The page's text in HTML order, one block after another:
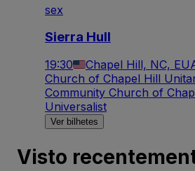
sex
Sierra Hull
19:30 Chapel Hill, NC,
Church of Chapel Hill
Community Church of
Universalist
Ver bilhetes
Visto